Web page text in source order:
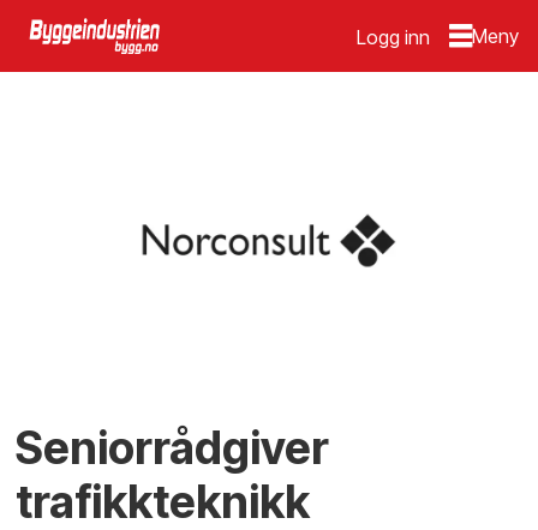
Logg inn
Seniorrådgiver
trafikkteknikk